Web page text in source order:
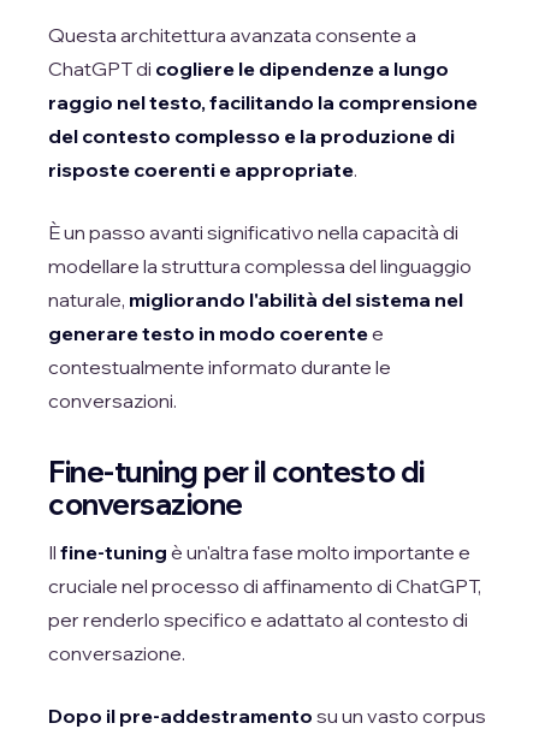
Questa architettura avanzata consente a
ChatGPT di cogliere le dipendenze a lungo
raggio nel testo, facilitando la comprensione
del contesto complesso e la produzione di
risposte coerenti e appropriate.
È un passo avanti significativo nella capacità di
modellare la struttura complessa del linguaggio
naturale, migliorando l'abilità del sistema nel
generare testo in modo coerentee
contestualmente informato durante le
conversazioni.
Fine-tuning per il contesto di
conversazione
Il fine-tuning è un'altra fase molto importante e
cruciale nel processo di affinamento di ChatGPT,
per renderlo specifico e adattato al contesto di
conversazione.
Dopo il pre-addestramento su un vasto corpus